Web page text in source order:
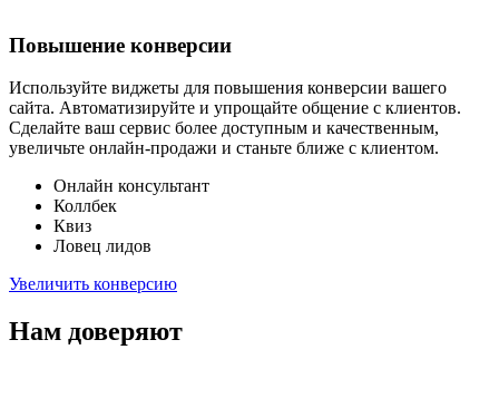
Повышение конверсии
Используйте виджеты для повышения конверсии вашего
сайта. Автоматизируйте и упрощайте общение с клиентов.
Сделайте ваш сервис более доступным и качественным,
увеличьте онлайн-продажи и станьте ближе с клиентом.
Онлайн консультант
Коллбек
Квиз
Ловец лидов
Увеличить конверсию
Нам доверяют